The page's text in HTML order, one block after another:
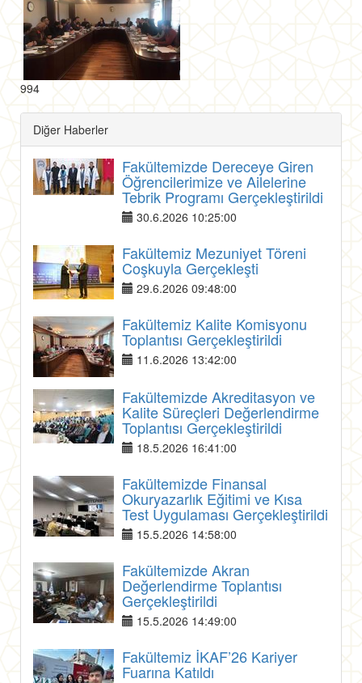
994
Diğer Haberler
Fakültemizde Dereceye Giren
Öğrencilerimize ve Ailelerine
Tebrik Programı Gerçekleştirildi
30.6.2026 10:25:00
Fakültemiz Mezuniyet Töreni
Coşkuyla Gerçekleşti
29.6.2026 09:48:00
Fakültemiz Kalite Komisyonu
Toplantısı Gerçekleştirildi
11.6.2026 13:42:00
Fakültemizde Akreditasyon ve
Kalite Süreçleri Değerlendirme
Toplantısı Gerçekleştirildi
18.5.2026 16:41:00
Fakültemizde Finansal
Okuryazarlık Eğitimi ve Kısa
Test Uygulaması Gerçekleştirildi
15.5.2026 14:58:00
Fakültemizde Akran
Değerlendirme Toplantısı
Gerçekleştirildi
15.5.2026 14:49:00
Fakültemiz İKAF’26 Kariyer
Fuarına Katıldı